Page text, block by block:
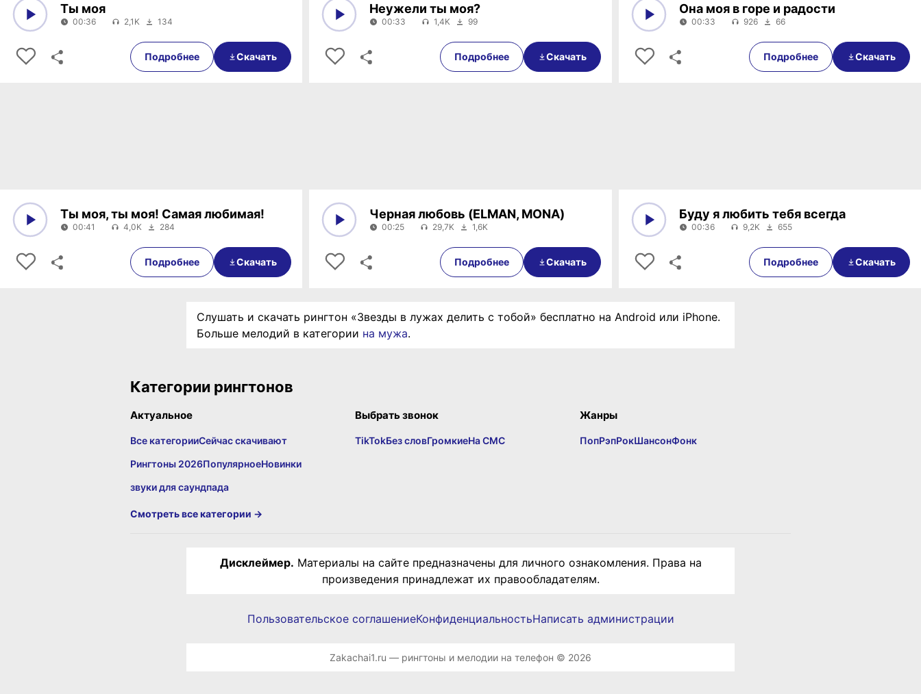
00:36
Ты моя
00:36 2,1K 134
Подробнее Скачать
00:33
Неужели ты моя?
00:33 1,4K 99
Подробнее Скачать
00:33
Она моя в горе и радости
00:33 926 66
Подробнее Скачать
00:41
Ты моя, ты моя! Самая любимая!
00:41 4,0K 284
Подробнее Скачать
00:25
Черная любовь (ELMAN, MONA)
00:25 29,7K 1,6K
Подробнее Скачать
00:36
Буду я любить тебя всегда
00:36 9,2K 655
Подробнее Скачать
Слушать и скачать рингтон «Звезды в лужах делить с тобой» бесплатно на Android или iPhone.
Больше мелодий в категории на мужа.
Категории рингтонов
Актуальное
Все категорииСейчас скачивают
Рингтоны 2026ПопулярноеНовинки
звуки для саундпада
Выбрать звонок
TikTokБез словГромкиеНа СМС
Жанры
ПопРэпРокШансонФонк
Смотреть все категории →
Дисклеймер. Материалы на сайте предназначены для личного ознакомления. Права на
произведения принадлежат их правообладателям.
Пользовательское соглашениеКонфиденциальностьНаписать администрации
Zakachai1.ru — рингтоны и мелодии на телефон © 2026